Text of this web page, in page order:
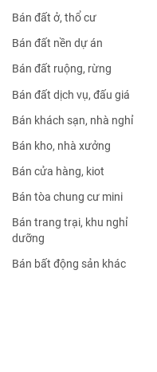
Bán đất ở, thổ cư
Bán đất nền dự án
Bán đất ruộng, rừng
Bán đất dịch vụ, đấu giá
Bán khách sạn, nhà nghỉ
Bán kho, nhà xưởng
Bán cửa hàng, kiot
Bán tòa chung cư mini
Bán trang trại, khu nghỉ
dưỡng
Bán bất động sản khác